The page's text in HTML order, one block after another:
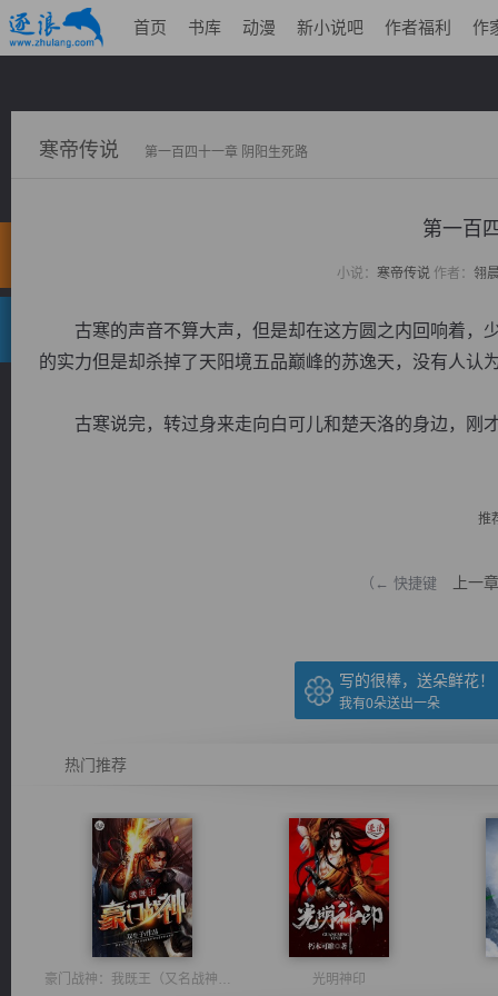
首页 书库 动漫 新小说吧 作者福利 作
寒帝传说 第一百四十一章 阴阳生死路
第一百
小说： 寒帝传说作者： 翎
古寒的声音不算大声，但是却在这方圆之内回响着，
的实力但是却杀掉了天阳境五品巅峰的苏逸天，没有人认
古寒说完，转过身来走向白可儿和楚天洛的身边，刚
推
（← 快捷键 上一章
写的很棒，送朵鲜花！
我有0朵送出一朵
热门推荐
豪门战神：我既王（又名战神归来不败神婿修罗战神） 光明神印